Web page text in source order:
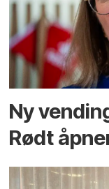
Ny
Rødt